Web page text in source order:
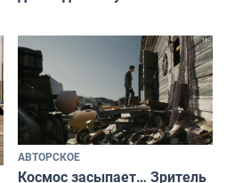
АВТОРСКОЕ
Космос засыпает… Зритель